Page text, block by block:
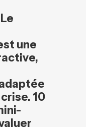
une
10